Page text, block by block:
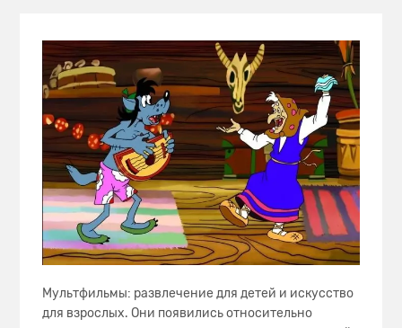
Мультфильмы: развлечение для детей и искусство
для взрослых. Они появились относительно